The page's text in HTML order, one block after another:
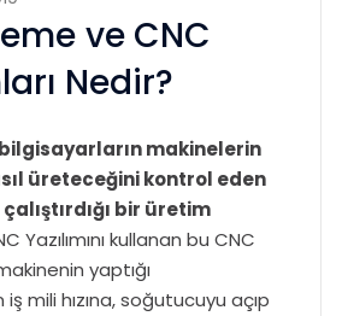
ve CNC
Nedir?
bilgisayarların makinelerin
üreteceğini kontrol eden
bir üretim
Yazılımını kullanan buCNC
yaptığı
mili hızına, soğutucuyu açıp